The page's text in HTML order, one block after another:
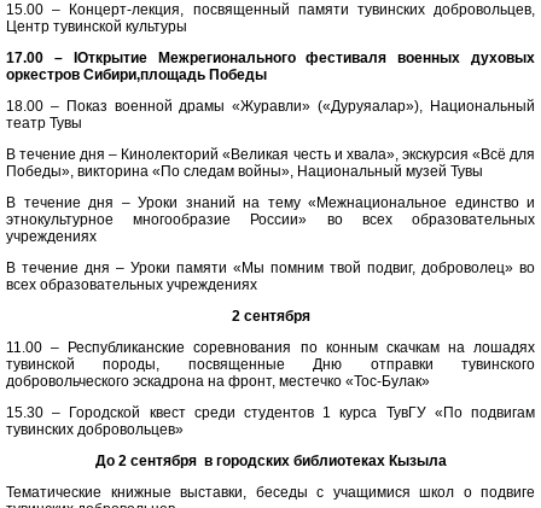
15.00 – Концерт-лекция, посвященный памяти тувинских добровольцев,
Центр тувинской культуры
17.00 – IОткрытие Межрегионального фестиваля военных духовых
оркестров Сибири,площадь Победы
18.00 – Показ военной драмы «Журавли» («Дуруяалар»), Национальный
театр Тувы
В течение дня – Кинолекторий «Великая честь и хвала», экскурсия «Всё для
Победы», викторина «По следам войны», Национальный музей Тувы
В течение дня – Уроки знаний на тему «Межнациональное единство и
этнокультурное многообразие России» во всех образовательных
учреждениях
В течение дня – Уроки памяти «Мы помним твой подвиг, доброволец» во
всех образовательных учреждениях
2 сентября
11.00 – Республиканские соревнования по конным скачкам на лошадях
тувинской породы, посвященные Дню отправки тувинского
добровольческого эскадрона на фронт, местечко «Тос-Булак»
15.30 – Городской квест среди студентов 1 курса ТувГУ «По подвигам
тувинских добровольцев»
До 2 сентября в городских библиотеках Кызыла
Тематические книжные выставки, беседы с учащимися школ о подвиге